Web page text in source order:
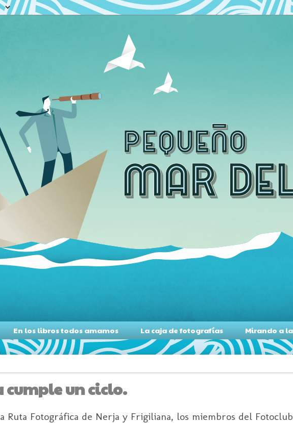
En los libros todos amamos La caja de fotografías Mirando a
un ciclo.
Ruta Fotográfica de Nerja y Frigiliana, los miembros del